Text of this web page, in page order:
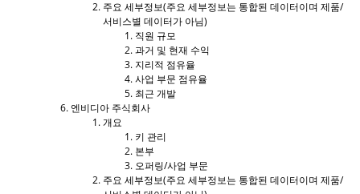
주요 세부정보(주요 세부정보는 통합된 데이터이며 제품/
서비스별 데이터가 아님)
직원 규모
과거 및 현재 수익
지리적 점유율
사업 부문 점유율
최근 개발
엔비디아 주식회사
개요
키 관리
본부
오퍼링/사업 부문
주요 세부정보(주요 세부정보는 통합된 데이터이며 제품/